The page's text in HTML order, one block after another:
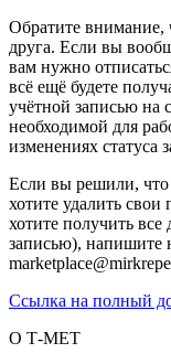
Обратите внимание,
друга. Если вы
вам нужно
всё ещё будете
учётной записью на
необходимой для
изменениях статуса
Если вы решили, что
хотите удалить
хотите получить
записью), напишите
Ссылка на полный
О Т-МЕТ